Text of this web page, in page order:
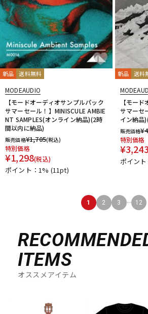
新品 送料無料
MODEAUDIO
【モードオーディオサンプルパック
サマーセール！】MINISCULE AMBIE
NT SAMPLES(オンライン納品)(2時
間以内に納品)
販売価格¥1,705(税込)
特別価格
¥1,298(税込)
ポイント：1% (11pt)
新品 送料
【モー
サマーセ
イン納品
販売価格¥
特別価格
¥3,243
ポイン
1 2 3 ... 12
ITEMS
オススメアイテム